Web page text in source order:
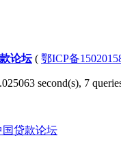
论坛( 鄂ICP备
second(s), 7
国贷款论坛